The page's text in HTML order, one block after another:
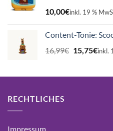
10,00€inkl. 19 %
Content-Tonie:
16,99€
Preis
16,99€
15,75€inkl.
RECHTLICHES
Impressum